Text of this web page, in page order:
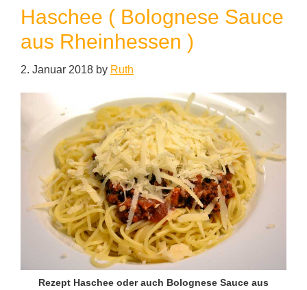
Haschee ( Bolognese Sauce
aus Rheinhessen )
2. Januar 2018 by Ruth
Rezept Haschee oder auch Bolognese Sauce aus